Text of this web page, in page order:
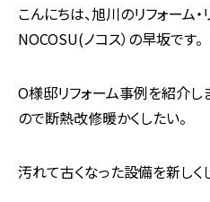
こんにちは、旭川のリフォーム
NOCOSU(ノコス）の早坂です。
O様邸リフォーム事例を紹介し
ので断熱改修暖かくしたい。
汚れて古くなった設備を新しく